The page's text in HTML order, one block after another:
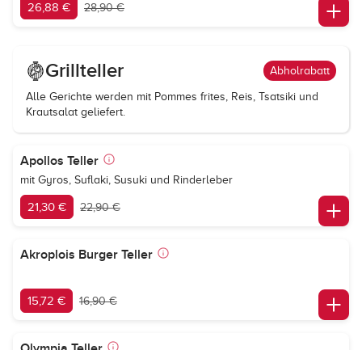
26,88 € 28,90 €
Grillteller Abholrabatt
Alle Gerichte werden mit Pommes frites, Reis, Tsatsiki und
Krautsalat geliefert.
Apollos Teller
mit Gyros, Suflaki, Susuki und Rinderleber
21,30 € 22,90 €
Akroplois Burger Teller
15,72 € 16,90 €